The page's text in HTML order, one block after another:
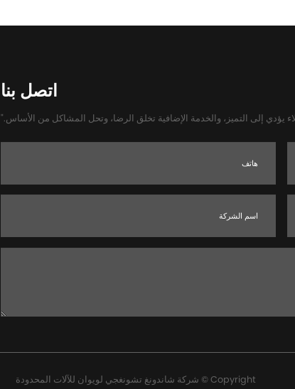
اتصل بنا
يؤدي إلى التميز، والخدمة الإضافية تخلق الرضا، وتحل المشاكل من الأساس."
Copyright © شركة شاندونغ تشونغجي لويوان للآلات المحدودة